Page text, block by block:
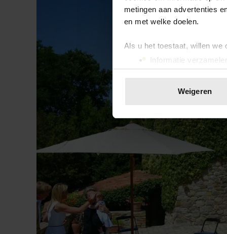
metingen aan advertenties
en met welke doelen.
Als u het toestaat, willen we
Informatie
Uw apparaat
toestemming op elk
We gebruiken cookies om
websiteverkeer te
media, adverteren en
verstrekt of die ze hebben
onze website blijft gebruiken.
Weigeren